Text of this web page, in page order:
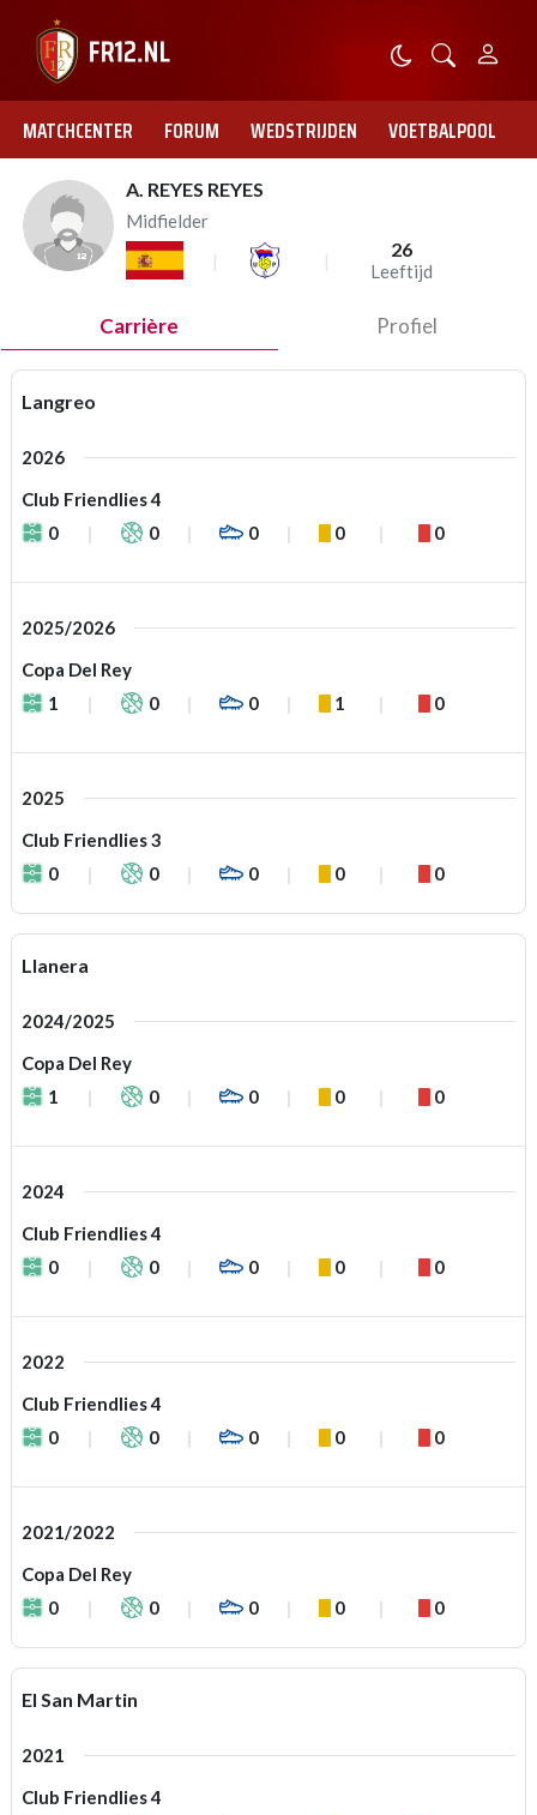
MATCHCENTER FORUM WEDSTRIJDEN VOETBALPOOL
A. REYES REYES
Midfielder
26
Leeftijd
Carrière Profiel
Langreo
2026
Club Friendlies 4
0
0 0 0 0
2025/2026
Copa Del Rey
1
0 0 1 0
2025
Club Friendlies 3
0
0 0 0 0
Llanera
2024/2025
Copa Del Rey
1
0 0 0 0
2024
Club Friendlies 4
0
0 0 0 0
2022
Club Friendlies 4
0
0 0 0 0
2021/2022
Copa Del Rey
0
0 0 0 0
EI San Martin
2021
Club Friendlies 4